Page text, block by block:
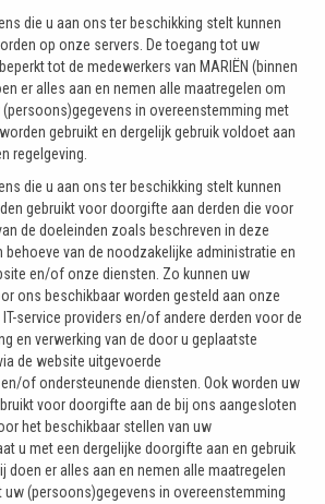
die u aan ons ter beschikking stelt kunnen
op onze servers. De toegang tot uw
tot de medewerkers van MARIËN (binnen
er alles aan en nemen alle maatregelen om
in overeenstemming met
gebruikt en dergelijk gebruik voldoet aan
regelgeving.
die u aan ons ter beschikking stelt kunnen
gebruikt voor doorgifte aan derden die voor
de doeleinden zoals beschreven in deze
behoeve van de noodzakelijke administratie en
en/of onze diensten. Zo kunnen uw
ons beschikbaar worden gesteld aan onze
service providers en/of andere derden voor de
en verwerking van de door u geplaatste
de website uitgevoerde
of ondersteunende diensten. Ook worden uw
voor doorgifte aan de bij ons aangesloten
het beschikbaar stellen van uw
u met een dergelijke doorgifte aan en gebruik
doen er alles aan en nemen alle maatregelen
(persoons)gegevens in overeenstemming